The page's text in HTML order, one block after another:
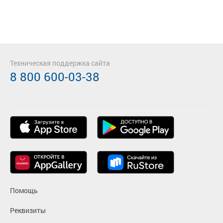
Помощь
Реквизиты
Техническая поддержка сайта
8 800 600-03-38